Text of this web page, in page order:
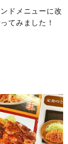
ドメニューに改
てみました！